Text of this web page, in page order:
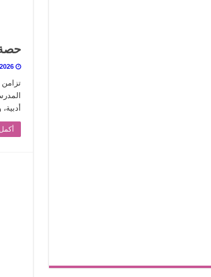
حصة
2026 يونيو 07
تزامن